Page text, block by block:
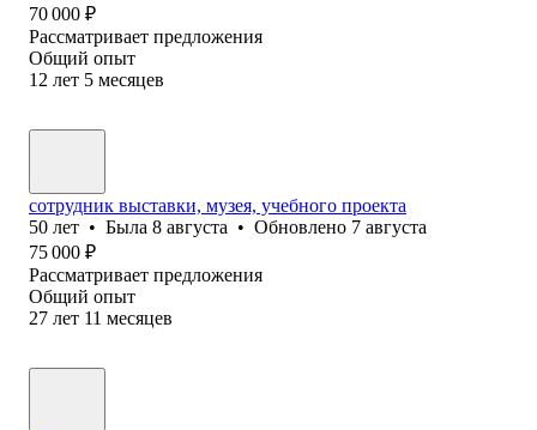
70 000 ₽
Рассматривает предложения
Общий опыт
12 лет 5 месяцев
сотрудник выставки, музея, учебного проекта
50 лет • Была 8 августа • Обновлено 7 августа
75 000 ₽
Рассматривает предложения
Общий опыт
27 лет 11 месяцев